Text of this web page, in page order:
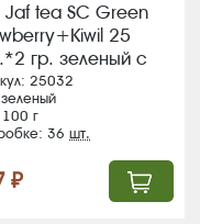
Jaf tea SC Green
25
гр. зеленый с
и киви (36)
25032
г
36шт.
₽